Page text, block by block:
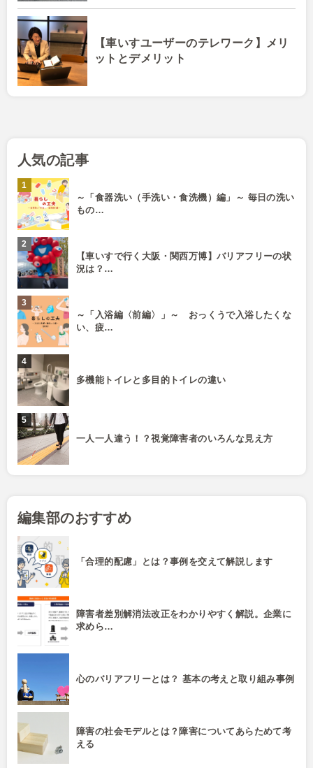
【車いすユーザーのテレワーク】メリ
ットとデメリット
人気の記事
～「食器洗い（手洗い・食洗機）編」～ 毎日の洗い
もの…
【車いすで行く大阪・関西万博】バリアフリーの状
況は？…
～「入浴編〈前編〉」～ おっくうで入浴したくな
い、疲…
多機能トイレと多目的トイレの違い
一人一人違う！？視覚障害者のいろんな見え方
編集部のおすすめ
「合理的配慮」とは？事例を交えて解説します
障害者差別解消法改正をわかりやすく解説。企業に
求めら…
心のバリアフリーとは？ 基本の考えと取り組み事例
障害の社会モデルとは？障害についてあらためて考
える